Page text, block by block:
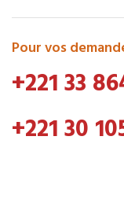
Pour vos
+221 33
+221 30